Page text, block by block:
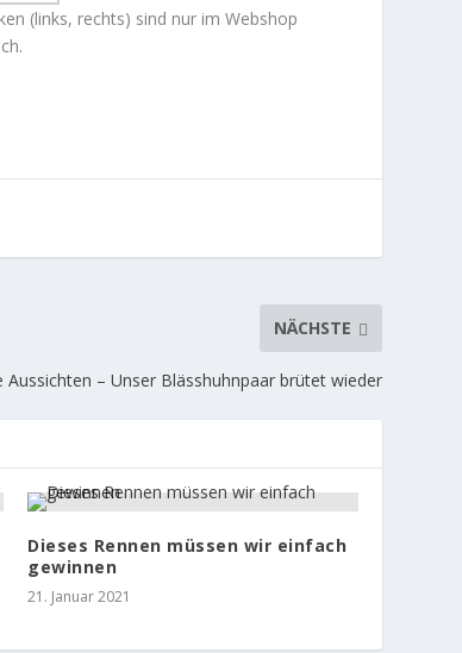
(links, rechts) sind nur im Webshop
NÄCHSTE
Aussichten – Unser Blässhuhnpaar brütet wieder
Dieses Rennen müssen wir einfach
gewinnen
21. Januar 2021